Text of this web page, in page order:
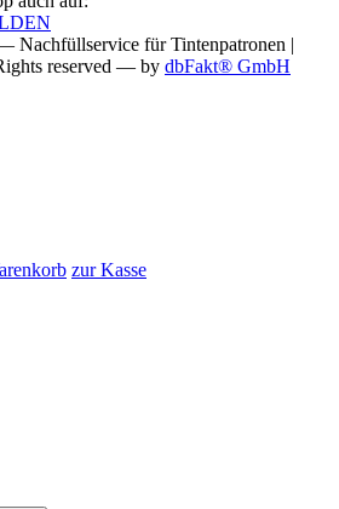
— Nachfüllservice fürTintenpatronen |
reserved — by dbFakt® GmbH
zur Kasse